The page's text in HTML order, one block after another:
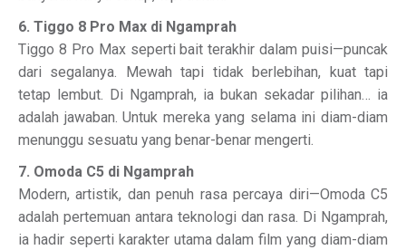
6. Tiggo 8 Pro Max di Ngamprah
Tiggo 8 Pro Max seperti bait terakhir dalam puisi—puncak
dari segalanya. Mewah tapi tidak berlebihan, kuat tapi
tetap lembut. Di Ngamprah, ia bukan sekadar pilihan… ia
adalah jawaban. Untuk mereka yang selama ini diam-diam
menunggu sesuatu yang benar-benar mengerti.
7. Omoda C5 di Ngamprah
Modern, artistik, dan penuh rasa percaya diri—Omoda C5
adalah pertemuan antara teknologi dan rasa. Di Ngamprah,
ia hadir seperti karakter utama dalam film yang diam-diam